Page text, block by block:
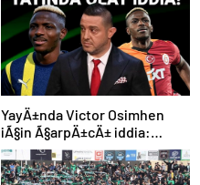
YayÄ±nda Victor Osimhen
iÃ§in Ã§arpÄ±cÄ± iddia:
“Futbol tarihinin en
bÃ¼yÃ¼k Åoku olur!”